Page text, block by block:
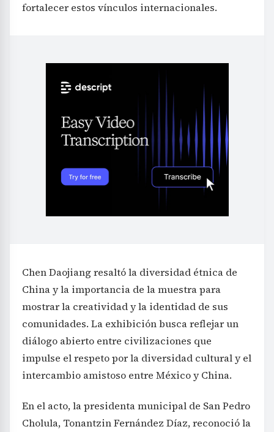
fortalecer estos vínculos internacionales.
Chen Daojiang resaltó la diversidad étnica de
China y la importancia de la muestra para
mostrar la creatividad y la identidad de sus
comunidades. La exhibición busca reflejar un
diálogo abierto entre civilizaciones que
impulse el respeto por la diversidad cultural y el
intercambio amistoso entre México y China.
En el acto, la presidenta municipal de San Pedro
Cholula, Tonantzin Fernández Díaz, reconoció la